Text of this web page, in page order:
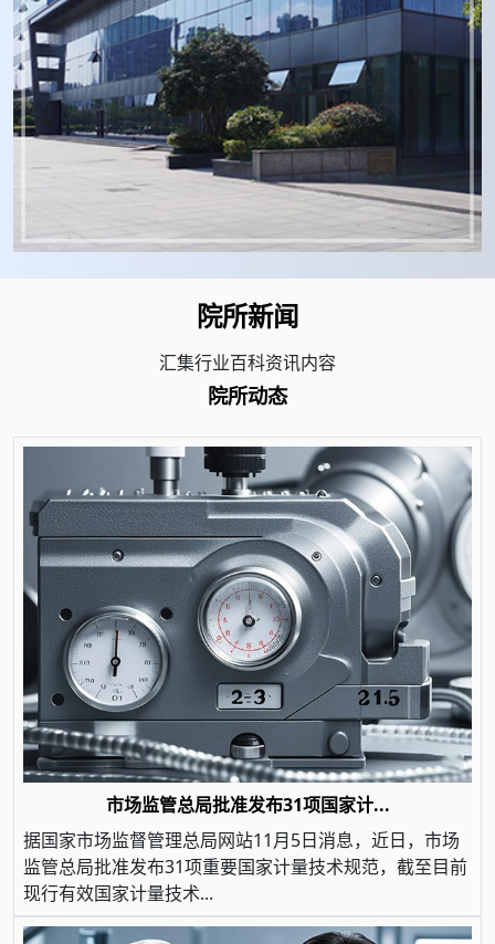
院所新闻
汇集行业百科资讯内容
院所动态
市场监管总局批准发布31项国家计...
据国家市场监督管理总局网站11月5日消息，近日，市场
监管总局批准发布31项重要国家计量技术规范，截至目前
现行有效国家计量技术...